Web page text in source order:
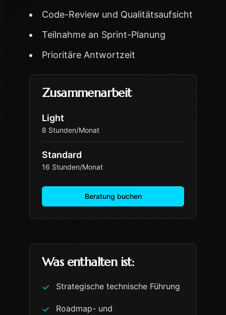
Code-Review und Qualitätsaufsicht
Teilnahme an Sprint-Planung
Prioritäre Antwortzeit
Zusammenarbeit
Light
8 Stunden/Monat
Standard
16 Stunden/Monat
Beratung buchen
Was enthalten ist:
✓ Strategische technische Führung
✓
Roadmap- und